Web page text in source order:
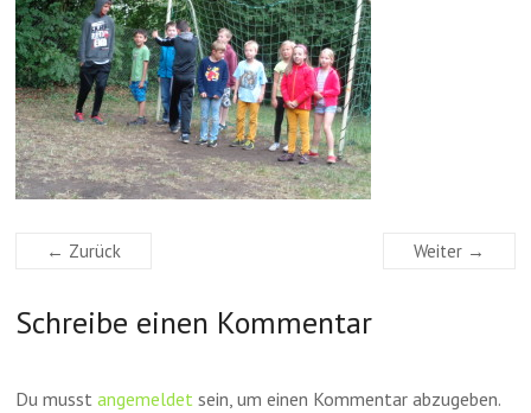
← Zurück Weiter →
Schreibe einen Kommentar
Du musstangemeldet sein, um einen Kommentar abzugeben.